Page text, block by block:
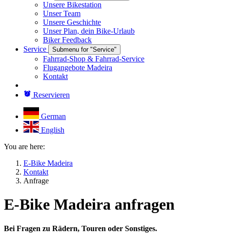
Unsere Bikestation
Unser Team
Unsere Geschichte
Unser Plan, dein Bike-Urlaub
Biker Feedback
Service
Submenu for "Service"
Fahrrad-Shop & Fahrrad-Service
Flugangebote Madeira
Kontakt
Reservieren
German
English
You are here:
E-Bike Madeira
Kontakt
Anfrage
E-Bike Madeira anfragen
Bei Fragen zu Rädern, Touren oder Sonstiges.